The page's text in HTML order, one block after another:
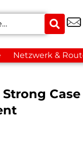
Netzwerk &